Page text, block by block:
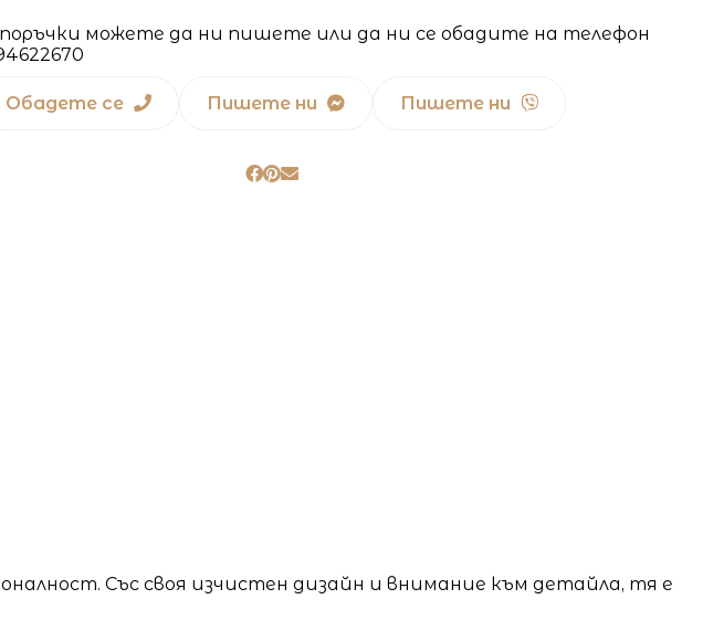
можете да ни пишете или да ни се обадите на телефон
Обадете се Пишете ни Пишете ни
Със своя изчистен дизайн и внимание към детайла, тя е